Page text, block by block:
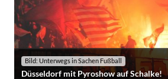
Bild: Unterwegs in Sachen Fußball
Düsseldorf mit Pyroshow auf Schalke!